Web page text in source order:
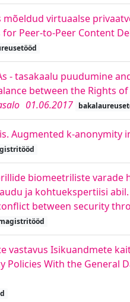
virtuaalse
Peer-to-Peer Content
- tasakaalu puudumine
between the Rights
01.06.2017
Augmented k-
biomeetriliste
ja kohtuekspertiisi
between security
vastavus Isikuandmete
Policies With the